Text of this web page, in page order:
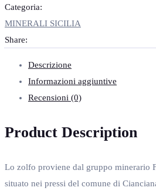
Categoria:
MINERALI SICILIA
Share:
Descrizione
Informazioni aggiuntive
Recensioni (0)
Product Description
Lo zolfo proviene dal gruppo minerario
situato nei pressi del comune di